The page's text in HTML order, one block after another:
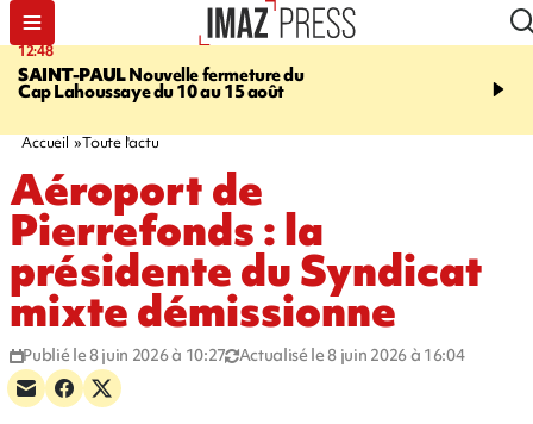
12:48
SAINT-PAULNouvelle fermeture du
Cap Lahoussaye du 10 au 15 août
14:23
massif de migrants, la
Accueil Toute l'actu
Aéroport de
Pierrefonds : la
présidente du Syndicat
mixte démissionne
Publié le 8 juin 2026 à 10:27 Actualisé le 8 juin 2026 à 16:04